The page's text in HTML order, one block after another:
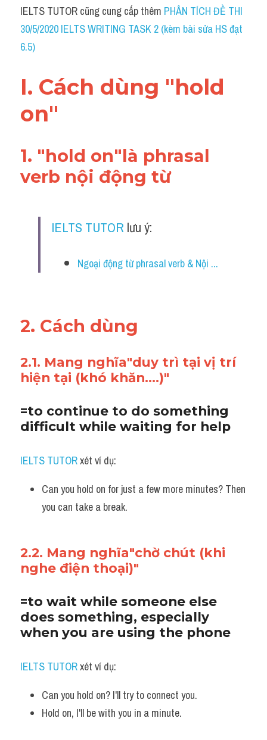
Idiom
Grammar
Word form
Cách dùng từ
Đề thi thật Task 2
Writing
IELTS TUTOR cũng cung cấp thêm PHÂN TÍCH ĐỀ THI
30/5/2020 IELTS WRITING TASK 2 (kèm bài sửa HS đạt
6.5)
I. Cách dùng "hold
on"
1. "hold on"là phrasal
verb nội động từ
IELTS TUTOR lưu ý:
Ngoại động từ phrasal verb & Nội ...
2. Cách dùng
2.1. Mang nghĩa"duy trì tại vị trí
hiện tại (khó khăn....)"
=to continue to do something
difficult while waiting for help
IELTS TUTOR xét ví dụ:
Can you hold on for just a few more minutes? Then
you can take a break.
2.2. Mang nghĩa"chờ chút (khi
nghe điện thoại)"
=to wait while someone else
does something, especially
when you are using the phone
IELTS TUTOR xét ví dụ:
Can you hold on? I'll try to connect you.
Hold on, I'll be with you in a minute.